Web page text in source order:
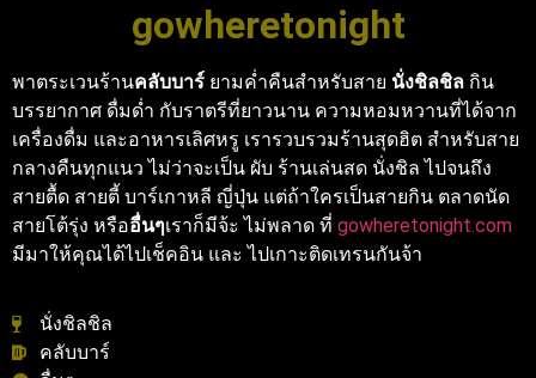
gowheretonight
พาตระเวนร้านคลับบาร์ ยามค่ำคืนสำหรับสาย นั่งชิลชิล กิน
บรรยากาศ ดื่มด่ำ กับราตรีที่ยาวนาน ความหอมหวานที่ได้จาก
เครื่องดื่ม และอาหารเลิศหรู เรารวบรวมร้านสุดฮิต สำหรับสาย
กลางคืนทุกแนว ไม่ว่าจะเป็น ผับ ร้านเล่นสด นั่งชิล ไปจนถึง
สายตื้ด สายตี้ บาร์เกาหลี ญี่ปุ่น แต่ถ้าใครเป็นสายกิน ตลาดนัด
สายโต้รุ่ง หรืออื่นๆเราก็มีจ้ะ ไม่พลาด ที่ gowheretonight.com
มีมาให้คุณได้ไปเช็คอิน และ ไปเกาะติดเทรนกันจ้า
นั่งชิลชิล
คลับบาร์